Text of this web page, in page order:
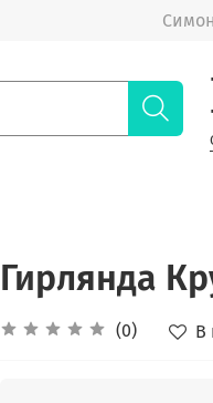
Гирлянда
(0) В